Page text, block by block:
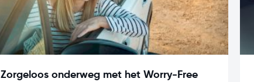
Zorgeloos onderweg met het Worry-Free